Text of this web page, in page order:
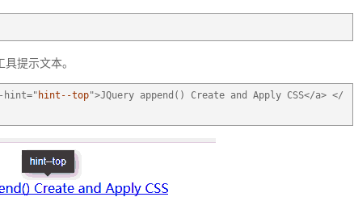
提示文本。
hint=" hint--top">JQuery append() Create and Apply CSS</a> </